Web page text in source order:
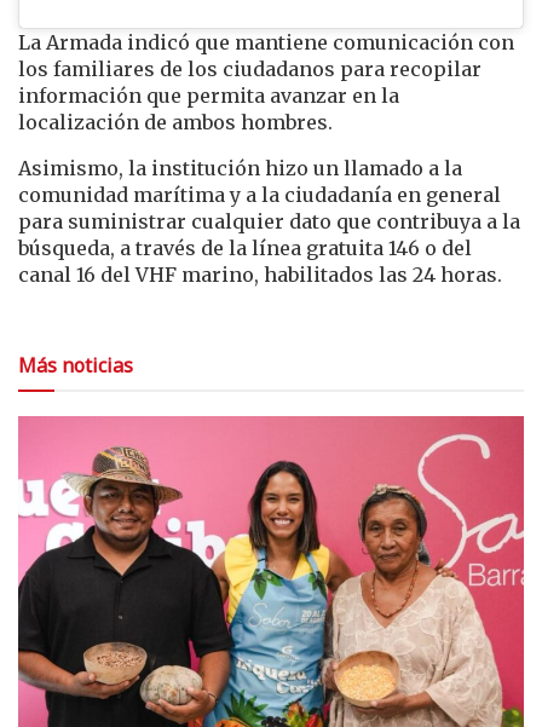
La Armada indicó que mantiene comunicación con
los familiares de los ciudadanos para recopilar
información que permita avanzar en la
localización de ambos hombres.
Asimismo, la institución hizo un llamado a la
comunidad marítima y a la ciudadanía en general
para suministrar cualquier dato que contribuya a la
búsqueda, a través de la línea gratuita 146 o del
canal 16 del VHF marino, habilitados las 24 horas.
Más noticias